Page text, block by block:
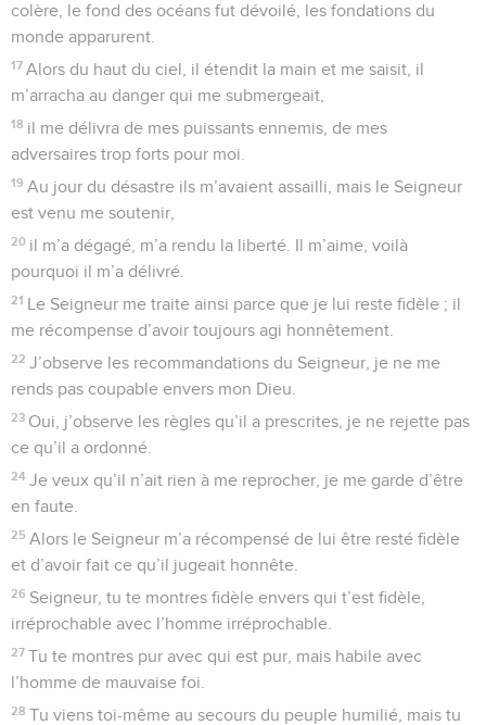
colère, le fond des océans fut dévoilé, les fondations du
monde apparurent.
17 Alors du haut du ciel, il étendit la main et me saisit, il
m’arracha au danger qui me submergeait,
18 il me délivra de mes puissants ennemis, de mes
adversaires trop forts pour moi.
19 Au jour du désastre ils m’avaient assailli, mais le Seigneur
est venu me soutenir,
20 il m’a dégagé, m’a rendu la liberté. Il m’aime, voilà
pourquoi il m’a délivré.
21 Le Seigneur me traite ainsi parce que je lui reste fidèle ; il
me récompense d’avoir toujours agi honnêtement.
22 J’observe les recommandations du Seigneur, je ne me
rends pas coupable envers mon Dieu.
23 Oui, j’observe les règles qu’il a prescrites, je ne rejette pas
ce qu’il a ordonné.
24 Je veux qu’il n’ait rien à me reprocher, je me garde d’être
en faute.
25 Alors le Seigneur m’a récompensé de lui être resté fidèle
et d’avoir fait ce qu’il jugeait honnête.
26 Seigneur, tu te montres fidèle envers qui t’est fidèle,
irréprochable avec l’homme irréprochable.
27 Tu te montres pur avec qui est pur, mais habile avec
l’homme de mauvaise foi.
28 Tu viens toi-même au secours du peuple humilié, mais tu